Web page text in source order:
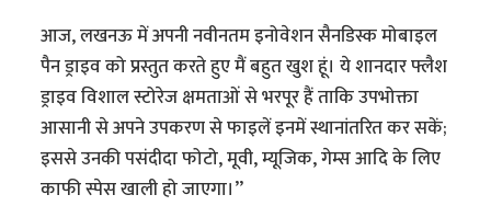
आज, लखनऊ में अपनी नवीनतम इनोवेशन सैनडिस्क मोबाइल
पैन ड्राइव को प्रस्तुत करते हुए मैं बहुत खुश हूं। ये शानदार फ्लैश
ड्राइव विशाल स्टोरेज क्षमताओं से भरपूर हैं ताकि उपभोक्ता
आसानी से अपने उपकरण से फाइलें इनमें स्थानांतरित कर सकें;
इससे उनकी पसंदीदा फोटो, मूवी, म्यूजिक, गेम्स आदि के लिए
काफी स्पेस खाली हो जाएगा।’’